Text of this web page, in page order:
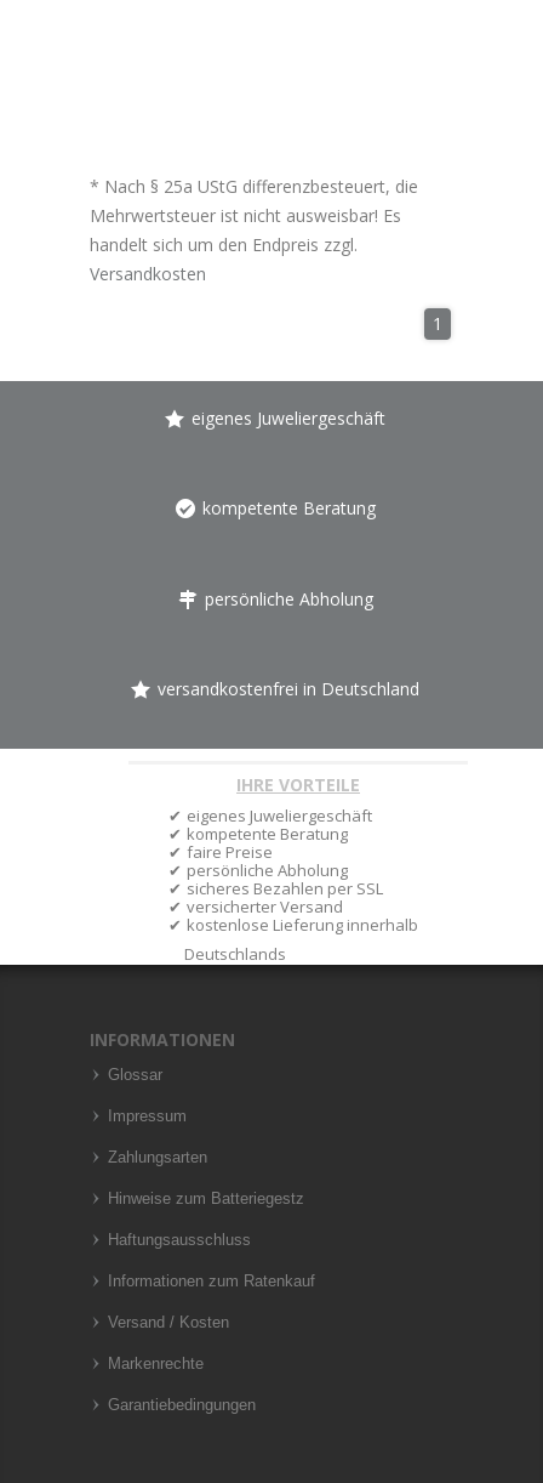
* Nach § 25a UStG differenzbesteuert, die
Mehrwertsteuer ist nicht ausweisbar! Es
handelt sich um den Endpreis zzgl.
Versandkosten
1
eigenes Juweliergeschäft
kompetente Beratung
persönliche Abholung
versandkostenfrei in Deutschland
IHRE VORTEILE
eigenes Juweliergeschäft
kompetente Beratung
faire Preise
persönliche Abholung
sicheres Bezahlen per SSL
versicherter Versand
kostenlose Lieferung innerhalb
Deutschlands
INFORMATIONEN
Glossar
Impressum
Zahlungsarten
Hinweise zum Batteriegestz
Haftungsausschluss
Informationen zum Ratenkauf
Versand / Kosten
Markenrechte
Garantiebedingungen